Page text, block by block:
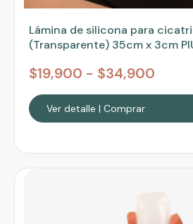
Lámina de silicona para
(Transparente) 35cm x 3cm
$19,900 - $34,900
Ver detalle | Comprar